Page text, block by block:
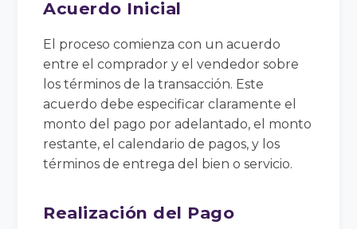
Acuerdo Inicial
El proceso comienza con un acuerdo
entre el comprador y el vendedor sobre
los términos de la transacción. Este
acuerdo debe especificar claramente el
monto del pago por adelantado, el monto
restante, el calendario de pagos, y los
términos de entrega del bien o servicio.
Realización del Pago